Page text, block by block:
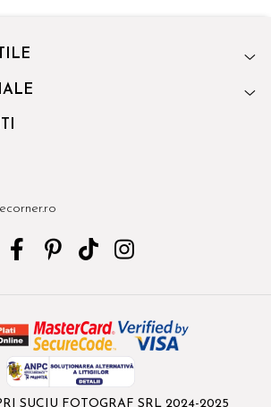
SUCIU FOTOGRAF SRL 2024-2025